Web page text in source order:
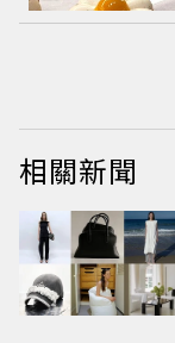
相關新聞